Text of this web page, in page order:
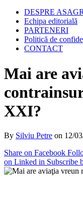
DESPRE
Echipa editorială
PARTENERI
Politică de
CONTACT
Mai are
XXI?
By Silviu Petre on 12/
Share on Facebook
on Linked in Subscribe